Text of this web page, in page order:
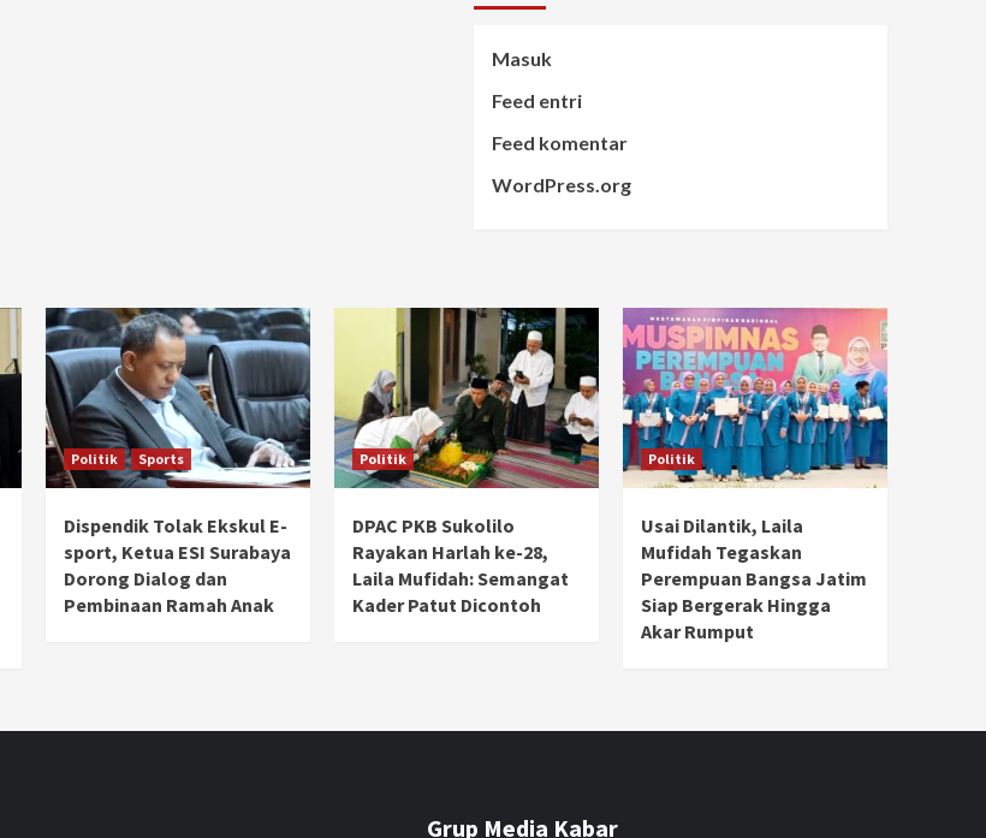
Masuk
Feed entri
Feed komentar
WordPress.org
Politik Sports
Dispendik Tolak Ekskul E-
sport, Ketua ESI Surabaya
Dorong Dialog dan
Pembinaan Ramah Anak
Politik
DPAC PKB Sukolilo
Rayakan Harlah ke-28,
Laila Mufidah: Semangat
Kader Patut Dicontoh
Politik
Usai Dilantik, Laila
Mufidah Tegaskan
Perempuan Bangsa Jatim
Siap Bergerak Hingga
Akar Rumput
Grup Media Kabar